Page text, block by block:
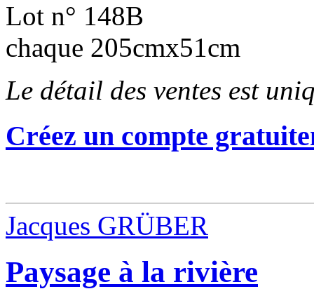
Lot n° 148B
chaque 205cmx51cm
Le détail des ventes est
Créez un compte
Jacques GRÜBER
Paysage à la rivière